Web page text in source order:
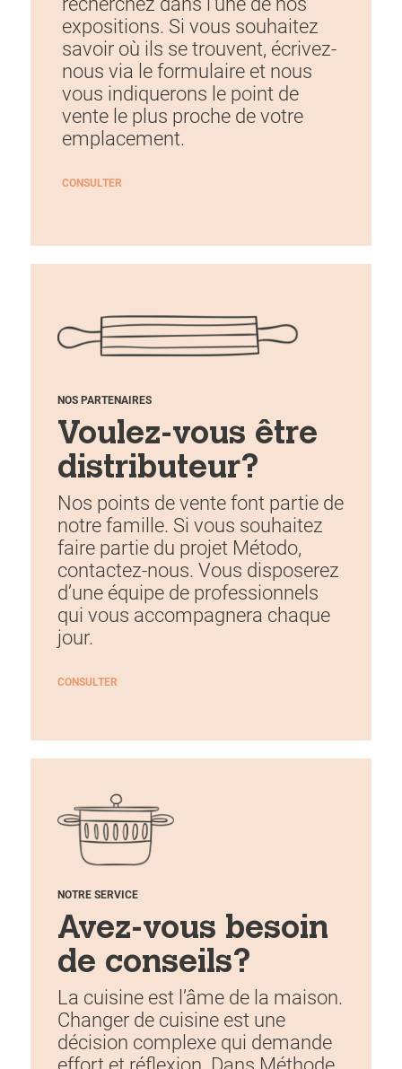
expositions. Si vous souhaitez
savoir où ils se trouvent, écrivez-
nous via le formulaire et nous
vous indiquerons le point de
vente le plus proche de votre
emplacement.
CONSULTER
NOS PARTENAIRES
Voulez-vous être
distributeur?
Nos points de vente font partie de
notre famille. Si vous souhaitez
faire partie du projet Método,
contactez-nous. Vous disposerez
d’une équipe de professionnels
qui vous accompagnera chaque
jour.
CONSULTER
NOTRE SERVICE
Avez-vous besoin
de conseils?
La cuisine est l’âme de la maison.
Changer de cuisine est une
décision complexe qui demande